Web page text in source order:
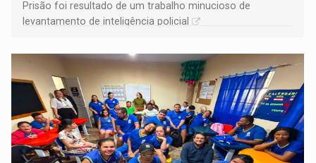
Prisão foi resultado de um trabalho minucioso de
levantamento de inteligência policial